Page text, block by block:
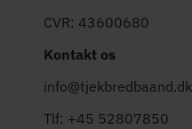
CVR: 43600680
Kontakt os
info@tjekbredbaand.dk
Tlf: +45 52807850